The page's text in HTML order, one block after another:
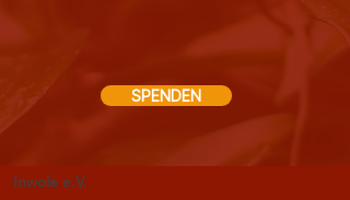
SPENDEN
Inwole e.V.